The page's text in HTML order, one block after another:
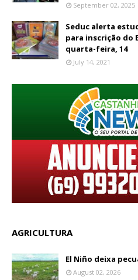
September 02, 2025
Seduc alerta
para inscrição do
quarta-feira, 14
July 14, 2021
AGRICULTURA
El Niño deixa
August 02, 2026